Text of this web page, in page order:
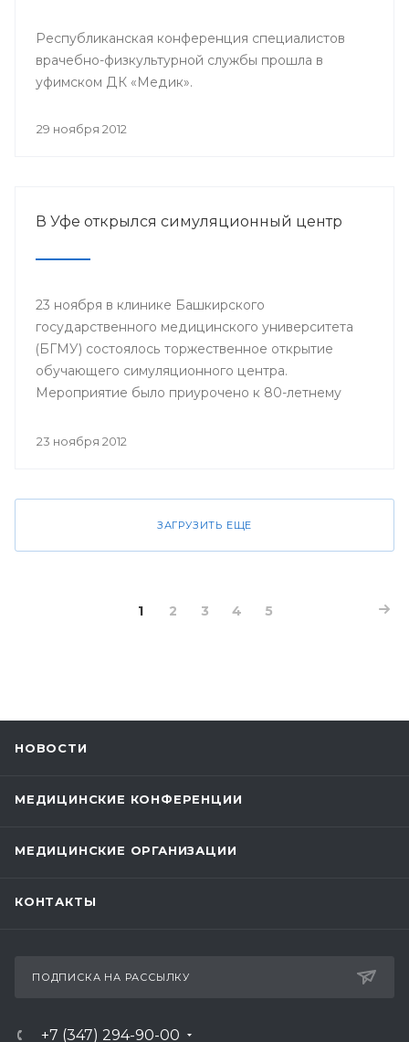
Республиканская конференция специалистов
врачебно-физкультурной службы прошла в
уфимском ДК «Медик».
29 ноября 2012
В Уфе открылся симуляционный центр
23 ноября в клинике Башкирского
государственного медицинского университета
(БГМУ) состоялось торжественное открытие
обучающего симуляционного центра.
Мероприятие было приурочено к 80-летнему
23 ноября 2012
ЗАГРУЗИТЬ ЕЩЕ
1 2 3 4 5
НОВОСТИ
МЕДИЦИНСКИЕ КОНФЕРЕНЦИИ
МЕДИЦИНСКИЕ ОРГАНИЗАЦИИ
КОНТАКТЫ
ПОДПИСКА НА РАССЫЛКУ
+7 (347) 294-90-00